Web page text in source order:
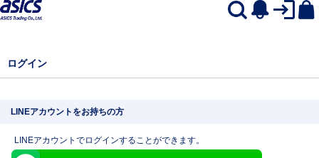
ログイン
LINEアカウントをお持ちの方
LINEアカウントでログインすることができます。